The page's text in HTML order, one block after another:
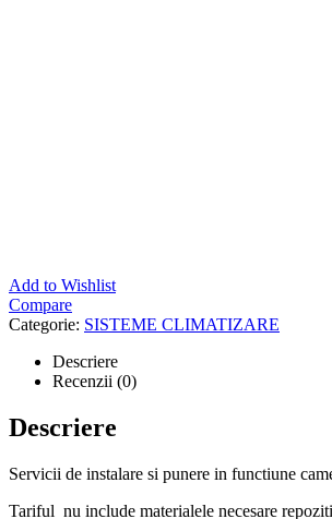
Add to Wishlist
Compare
Categorie: SISTEME CLIMATIZARE
Descriere
Recenzii (0)
Descriere
Servicii de instalare si punere in functiune
Tariful nu include materialele necesare